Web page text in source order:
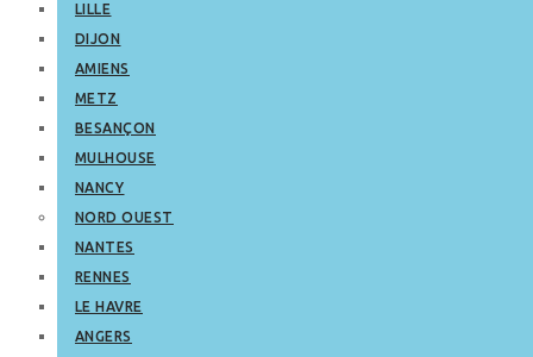
LILLE
DIJON
AMIENS
METZ
BESANÇON
MULHOUSE
NANCY
NORD OUEST
NANTES
RENNES
LE HAVRE
ANGERS